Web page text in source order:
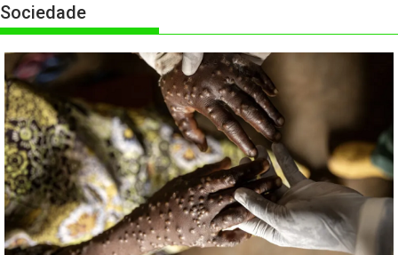
Sociedade